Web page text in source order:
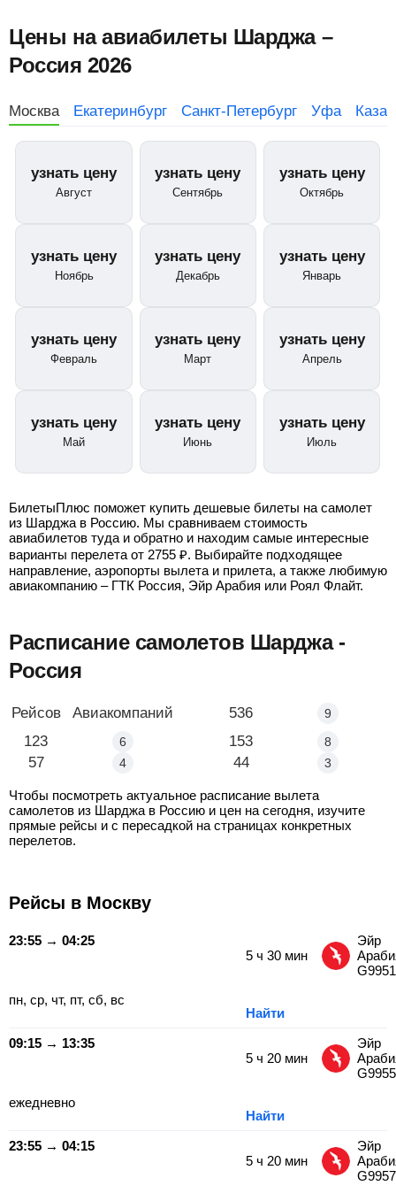
Цены на авиабилеты Шарджа –
Россия 2026
Москва Екатеринбург Санкт-Петербург Уфа
узнать цену
Август
узнать цену
Сентябрь
узнать цену
Октябрь
узнать цену
Ноябрь
узнать цену
Декабрь
узнать цену
Январь
узнать цену
Февраль
узнать цену
Март
узнать цену
Апрель
узнать цену
Май
узнать цену
Июнь
узнать цену
Июль
БилетыПлюс поможет купить дешевые билеты на самолет
из Шарджа в Россию. Мы сравниваем стоимость
авиабилетов туда и обратно и находим самые интересные
варианты перелета от 2755 ₽. Выбирайте подходящее
направление, аэропорты вылета и прилета, а также любимую
авиакомпанию – ГТК Россия, Эйр Арабия или Роял Флайт.
Расписание самолетов Шарджа -
Россия
Маршрут
Рейсов Авиакомпаний Шарджа - Москва
536 9
Шарджа - Екатеринбург
123 6 Шарджа - Санкт-
153 8
Шарджа - Уфа
57 4 Шарджа - Казань
44 3
Чтобы посмотреть актуальное расписание вылета
самолетов из Шарджа в Россию и цен на сегодня, изучите
прямые рейсы и с пересадкой на страницах конкретных
перелетов.
Рейсы в Москву
23:55 → 04:25
5 ч 30 мин
Эйр
G9951
пн, ср, чт, пт, сб, вс
Найти
09:15 → 13:35
5 ч 20 мин
Эйр
G9955
ежедневно
Найти
23:55 → 04:15
5 ч 20 мин
Эйр
G9957